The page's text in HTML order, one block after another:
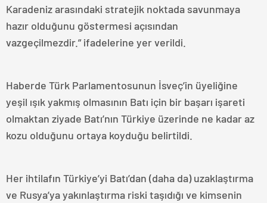
Karadeniz arasındaki stratejik noktada savunmaya
hazır olduğunu göstermesi açısından
vazgeçilmezdir.” ifadelerine yer verildi.
Haberde Türk Parlamentosunun İsveç’in üyeliğine
yeşil ışık yakmış olmasının Batı için bir başarı işareti
olmaktan ziyade Batı’nın Türkiye üzerinde ne kadar az
kozu olduğunu ortaya koyduğu belirtildi.
Her ihtilafın Türkiye’yi Batı’dan (daha da) uzaklaştırma
ve Rusya’ya yakınlaştırma riski taşıdığı ve kimsenin